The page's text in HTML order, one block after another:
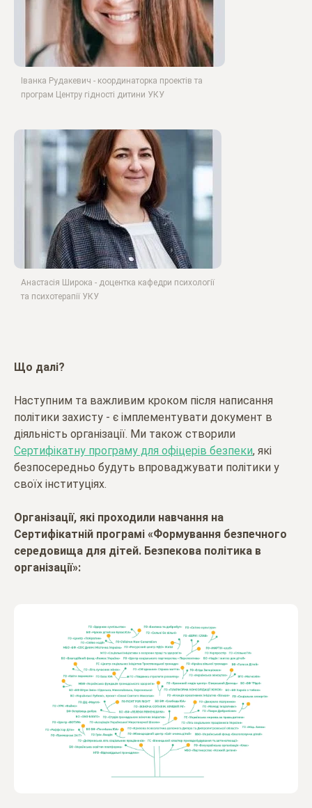
Іванка Рудакевич - координаторка проектів та
програм Центру гідності дитини УКУ
Анастасія Широка - доцентка кафедри психології
та психотерапії УКУ
Що далі?
Наступним та важливим кроком після написання
політики захисту - є імплементувати документ в
діяльність організації. Ми також створили
Сертифікатну програму для офіцерів безпеки, які
безпосередньо будуть впроваджувати політики у
своїх інституціях.
Організації, які проходили навчання на
Сертифікатній програмі «Формування безпечного
середовища для дітей. Безпекова політика в
організації»: